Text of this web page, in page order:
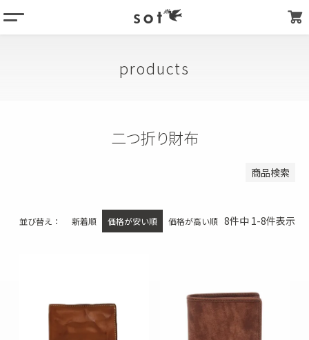
products
store list
products
二つ折り財布
商品検索
検索
並び替え 新着順 価格が安い順 価格が高い順 8件中 1-8件表示